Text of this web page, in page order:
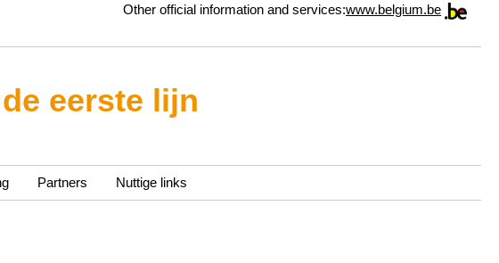
Other official information and services:www.belgium.be
eerste lijn
Partners Nuttige links